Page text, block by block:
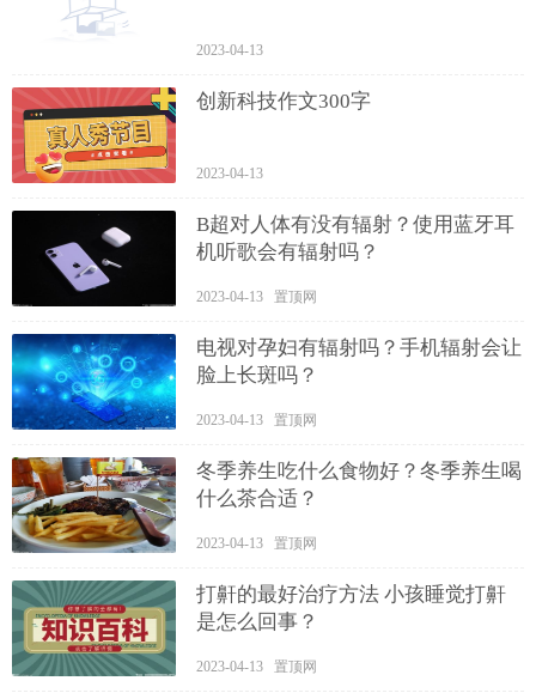
2023-04-13
创新科技作文300字
2023-04-13
B超对人体有没有辐射？使用蓝牙耳
机听歌会有辐射吗？
2023-04-13 置顶网
电视对孕妇有辐射吗？手机辐射会让
脸上长斑吗？
2023-04-13 置顶网
冬季养生吃什么食物好？冬季养生喝
什么茶合适？
2023-04-13 置顶网
打鼾的最好治疗方法 小孩睡觉打鼾
是怎么回事？
2023-04-13 置顶网